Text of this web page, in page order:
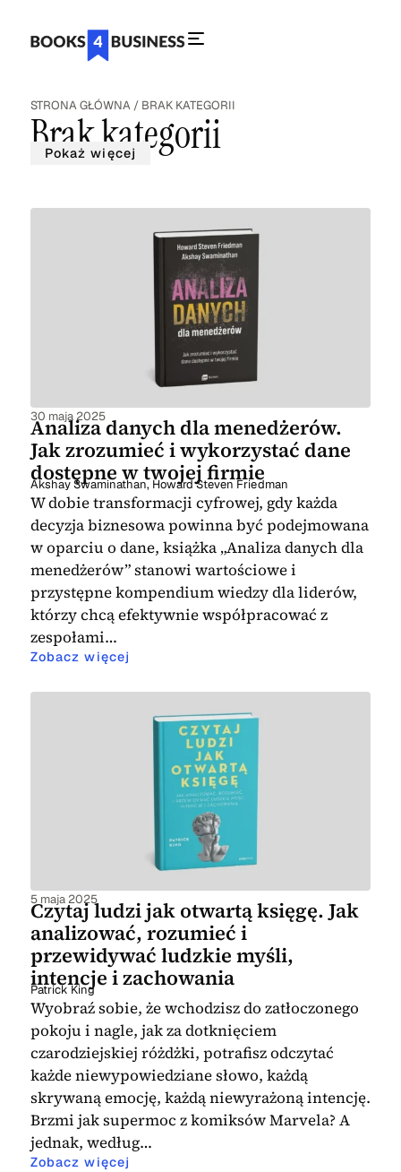
STRONA GŁÓWNA / BRAK KATEGORII
Brak kategorii
Pokaż więcej
30 maja 2025
Analiza danych dla menedżerów.
Jak zrozumieć i wykorzystać dane
dostępne w twojej firmie
Akshay Swaminathan,Howard Steven Friedman
W dobie transformacji cyfrowej, gdy każda
decyzja biznesowa powinna być podejmowana
w oparciu o dane, książka „Analiza danych dla
menedżerów” stanowi wartościowe i
przystępne kompendium wiedzy dla liderów,
którzy chcą efektywnie współpracować z
zespołami…
Zobacz więcej
5 maja 2025
Czytaj ludzi jak otwartą księgę. Jak
analizować, rozumieć i
przewidywać ludzkie myśli,
intencje i zachowania
Patrick King
Wyobraź sobie, że wchodzisz do zatłoczonego
pokoju i nagle, jak za dotknięciem
czarodziejskiej różdżki, potrafisz odczytać
każde niewypowiedziane słowo, każdą
skrywaną emocję, każdą niewyrażoną intencję.
Brzmi jak supermoc z komiksów Marvela? A
jednak, według…
Zobacz więcej